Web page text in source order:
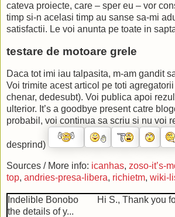
cateva proiecte, care – sper eu – vor
timp si-n acelasi timp au sanse sa-mi
satisfactii. Le voi anunta pe toate in
testare de motoare grele
Daca tot imi iau talpasita, m-am gandit
Voi trimite acest articol pe toti
chenar, dedesubt). Voi publica apoi
ulterior. It’s a goodbye present catre
probabil, voi continua sa scriu si nu voi
desprind)
Sources / More info: icanhas, zoso-it’s-
top, andries-presa-libera, richietm, wiki-
Indelible Bonobo Hi S., Thank you
the details of y...